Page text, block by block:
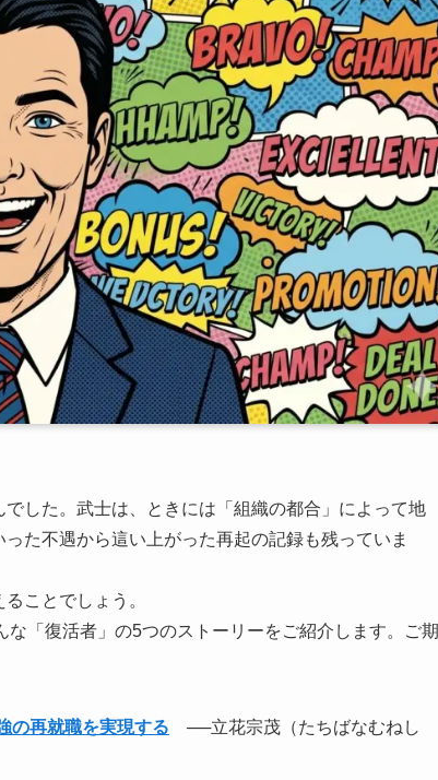
した。武士は、ときには「組織の都合」によって地
た不遇から這い上がった再起の記録も残っていま
ことでしょう。
「復活者」の5つのストーリーをご紹介します。ご期
の再就職を実現する ──立花宗茂（たちばなむねし